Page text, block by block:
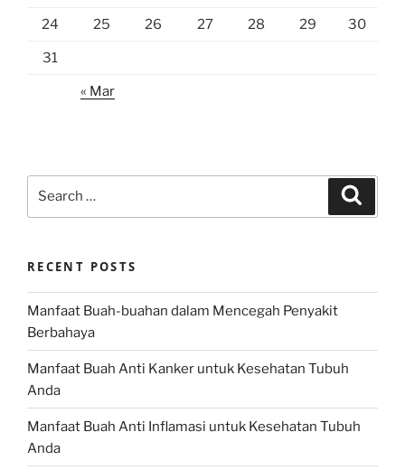
24 25 26 27 28 29 30
31
« Mar
RECENT POSTS
Manfaat Buah-buahan dalam Mencegah Penyakit
Berbahaya
Manfaat Buah Anti Kanker untuk Kesehatan Tubuh
Anda
Manfaat Buah Anti Inflamasi untuk Kesehatan Tubuh
Anda